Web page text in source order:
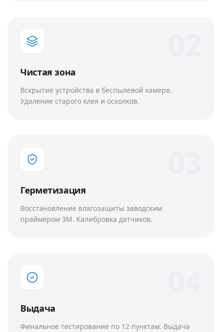
Чистая зона
Вскрытие устройства в беспылевой камере.
Удаление старого клея и осколков.
Герметизация
Восстановление влагозащиты заводским
праймером 3M. Калибровка датчиков.
Выдача
Финальное тестирование по 12 пунктам. Выдача